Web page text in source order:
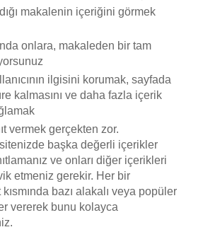
makalenin içeriğini görmek
onlara, makaleden bir tam
ilgisini korumak, sayfada
kalmasını ve daha fazla içerik
vermek gerçekten zor.
sitenizde başka değerli içerikler
ve onları diğer içerikleri
etmeniz gerekir. Her bir
bazı alakalı veya popüler
vererek bunu kolayca